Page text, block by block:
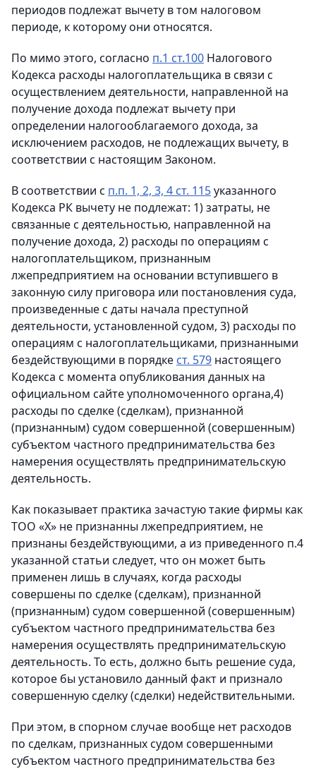
периодов подлежат вычету в том налоговом
периоде, к которому они относятся.
По мимо этого, согласно п.1 ст.100 Налогового
Кодекса расходы налогоплательщика в связи с
осуществлением деятельности, направленной на
получение дохода подлежат вычету при
определении налогооблагаемого дохода, за
исключением расходов, не подлежащих вычету, в
соответствии с настоящим Законом.
В соответствии с п.п. 1, 2, 3, 4 ст. 115указанного
Кодекса РК вычету не подлежат: 1) затраты, не
связанные с деятельностью, направленной на
получение дохода, 2) расходы по операциям с
налогоплательщиком, признанным
лжепредприятием на основании вступившего в
законную силу приговора или постановления суда,
произведенные с даты начала преступной
деятельности, установленной судом, 3) расходы по
операциям с налогоплательщиками, признанными
бездействующими в порядке ст. 579 настоящего
Кодекса с момента опубликования данных на
официальном сайте уполномоченного органа,4)
расходы по сделке (сделкам), признанной
(признанным) судом совершенной (совершенным)
субъектом частного предпринимательства без
намерения осуществлять предпринимательскую
деятельность.
Как показывает практика зачастую такие фирмы как
ТОО «Х» не признанны лжепредприятием, не
признаны бездействующими, а из приведенного п.4
указанной статьи следует, что он может быть
применен лишь в случаях, когда расходы
совершены по сделке (сделкам), признанной
(признанным) судом совершенной (совершенным)
субъектом частного предпринимательства без
намерения осуществлять предпринимательскую
деятельность. То есть, должно быть решение суда,
которое бы установило данный факт и признало
совершенную сделку (сделки) недействительными.
При этом, в спорном случае вообще нет расходов
по сделкам, признанных судом совершенными
субъектом частного предпринимательства без